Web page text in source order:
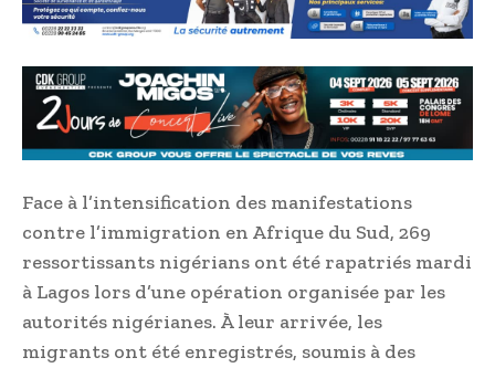
Face à l’intensification des manifestations
contre l’immigration en Afrique du Sud, 269
ressortissants nigérians ont été rapatriés mardi
à Lagos lors d’une opération organisée par les
autorités nigérianes. À leur arrivée, les
migrants ont été enregistrés, soumis à des